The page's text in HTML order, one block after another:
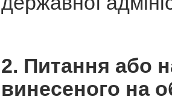
2. Питання або
винесеного на